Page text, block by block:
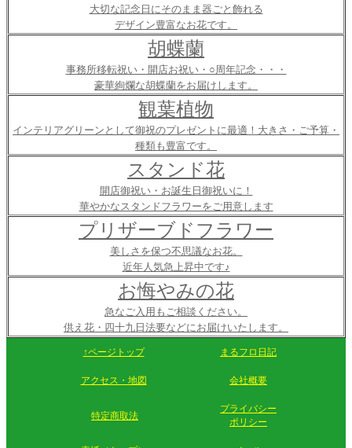
大切な記念日にそのまま器ごと飾れる
デザイン豊富なお花です。
胡蝶蘭
事務所移転祝い・開店お祝い・○周年記念・・・
豪華絢爛な胡蝶蘭をお届けします。
観葉植物
インテリアグリーンとして御祝のプレゼントに最適！大きさ・ご予算・
種類も豊富です。
スタンド花
開店御祝い・お誕生日御祝いに！
華やかなスタンドフラワーをご用意します
プリザーブドフラワー
美しさを保つ不思議なお花。
近年人気急上昇中です♪
お悔やみの花
急なご入用もご相談ください。
供え花・四十九日法要などにお届けいたします。
↑ページトップ まるフロ日記
アクセス・地図 会社概要
特定商取法
プライバシー
ポリシー